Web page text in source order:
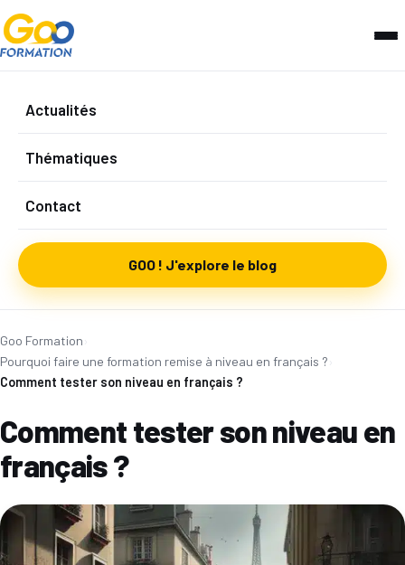
Actualités
Thématiques
Contact
GOO ! J'explore le blog
Goo Formation
Pourquoi faire une formation remise à niveau en français ?
Comment tester son niveau en français ?
Comment tester son niveau en
français ?